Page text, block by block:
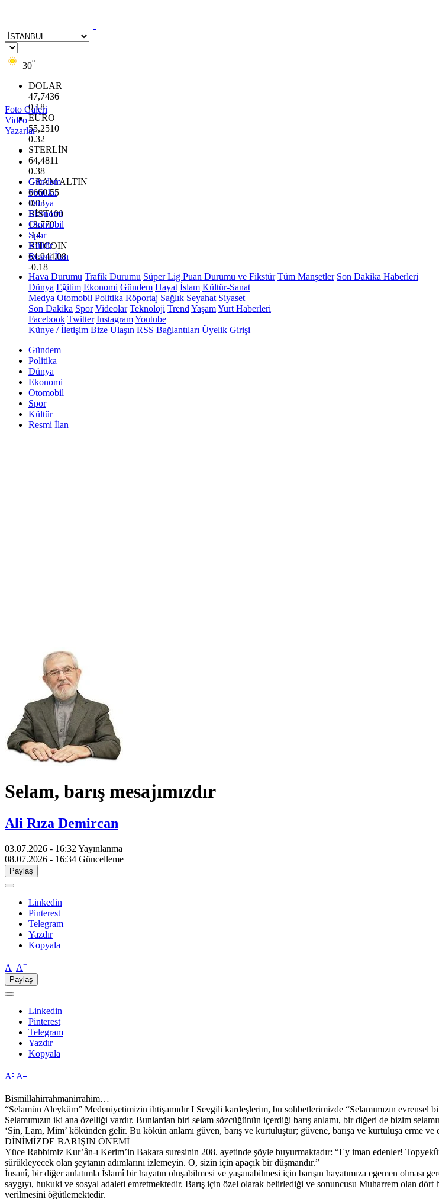
30°
DOLAR
47,7436
0.18
EURO
55,2510
0.32
STERLİN
64,4811
0.38
GRAM ALTIN
6660.55
0.03
BİST100
13.779
-14
BITCOIN
64.944,08
-0.18
Foto Galeri
Video
Yazarlar
Gündem
Politika
Dünya
Ekonomi
Otomobil
Spor
Kültür
Resmi İlan
Hava Durumu Trafik Durumu Süper Lig Puan Durumu ve Fikstür Tüm Manşetler Son Dakika Haberleri
Dünya Eğitim Ekonomi Gündem Hayat İslam Kültür-Sanat
Medya Otomobil Politika Röportaj Sağlık Seyahat Siyaset
Son Dakika Spor Videolar Teknoloji Trend YaşamYurt Haberleri
Facebook Twitter InstagramYoutube
Künye / İletişim Bize Ulaşın RSS Bağlantıları Üyelik Girişi
Gündem
Politika
Dünya
Ekonomi
Otomobil
Spor
Kültür
Resmi İlan
Selam, barış mesajımızdır
Ali Rıza Demircan
03.07.2026 - 16:32 Yayınlanma
08.07.2026 - 16:34 Güncelleme
Paylaş
Linkedin
Pinterest
Telegram
Yazdır
Kopyala
A- A+
Paylaş
Linkedin
Pinterest
Telegram
Yazdır
Kopyala
A- A+
Bismillahirrahmanirrahim…
“Selamün Aleyküm” Medeniyetimizin ihtişamıdır I Sevgili kardeşlerim, bu sohbetlerimizde “Selamımızın evrensel
Selamımızın iki ana özelliği vardır. Bunlardan biri selam sözcüğünün içerdiği barış anlamı, bir diğeri de bizim
‘Sin, Lam, Mim’ kökünden gelir. Bu kökün anlamı güven, barış ve kurtuluştur; güvene, barışa ve kurtuluşa erme ve
DİNİMİZDE BARIŞIN ÖNEMİ
Yüce Rabbimiz Kur’ân-ı Kerim’in Bakara suresinin 208. ayetinde şöyle buyurmaktadır: “Ey iman edenler!
sürükleyecek olan şeytanın adımlarını izlemeyin. O, sizin için apaçık bir düşmandır.”
İnsanî, bir diğer anlatımla İslamî bir hayatın oluşabilmesi ve yaşanabilmesi için barışın hayatımıza egemen
saygıyı, hukuki ve sosyal adaleti emretmektedir. Barış için özel olarak belirlediği ve sonuncusu Muharrem olan dört
verilmesini öğütlemektedir.